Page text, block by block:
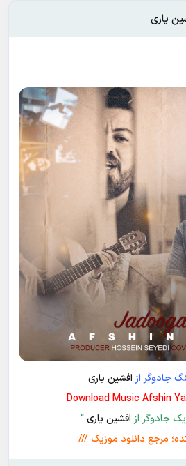
یاری
جادوگر از افشین یاری
Download Music Afshin
جادوگر از افشین یاری“
مرجع دانلود موزیک ///